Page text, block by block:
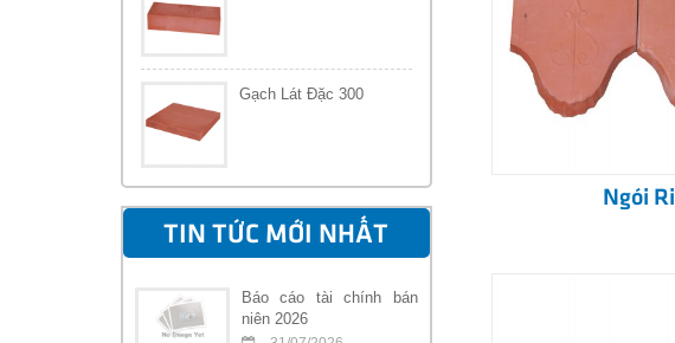
Gạch Lát Đặc 300
TIN TỨC MỚI NHẤT
Báo cáo tài chính bán
niên 2026
Ngói Ri